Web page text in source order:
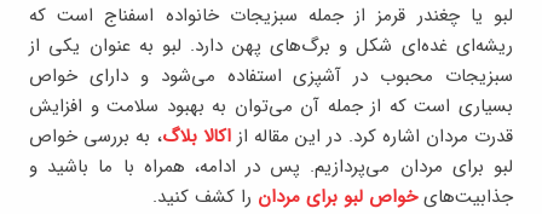
لبو یا چغندر قرمز از جمله سبزیجات خانواده اسفناج است که
ریشه‌ای غده‌ای شکل و برگ‌های پهن دارد. لبو به عنوان یکی از
سبزیجات محبوب در آشپزی استفاده می‌شود و دارای خواص
بسیاری است که از جمله آن می‌توان به بهبود سلامت و افزایش
قدرت مردان اشاره کرد. در این مقاله ازاکالا بلاگ، به بررسی خواص
لبو برای مردان می‌پردازیم. پس در ادامه، همراه با ما باشید و
جذابیت‌هایخواص لبو برای مردان را کشف کنید.